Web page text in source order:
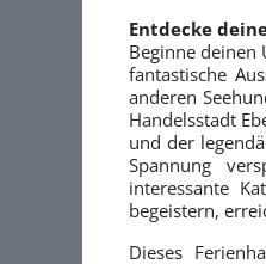
Entdecke
Beginne deinen
fantastische
anderen
Handelsstadt
und der
Spannung
interessante
begeistern,
Dieses